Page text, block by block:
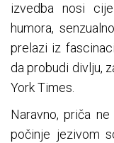
izvedba nosi
humora,
prelazi iz
da probudi divlju,
York Times.
Naravno, priča
počinje jezivom